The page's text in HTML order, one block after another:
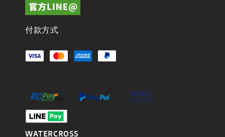
付款方式
WATERCROSS